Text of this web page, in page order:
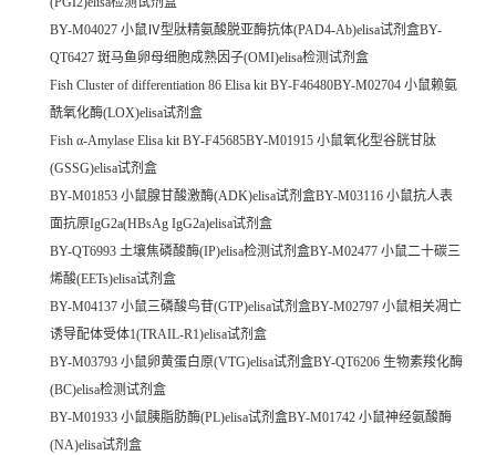
BY-M04027 小鼠Ⅳ型肽精氨酸脱亚酶抗体(PAD4-Ab)elisa试剂盒BY-
QT6427 斑马鱼卵母细胞成熟因子(OMI)elisa检测试剂盒
Fish Cluster of differentiation 86 Elisa kit BY-F46480BY-M02704 小鼠赖氨
酰氧化酶(LOX)elisa试剂盒
Fish α-Amylase Elisa kit BY-F45685BY-M01915 小鼠氧化型谷胱甘肽
(GSSG)elisa试剂盒
BY-M01853 小鼠腺甘酸激酶(ADK)elisa试剂盒BY-M03116 小鼠抗人表
面抗原IgG2a(HBsAg IgG2a)elisa试剂盒
BY-QT6993 土壤焦磷酸酶(IP)elisa检测试剂盒BY-M02477 小鼠二十碳三
烯酸(EETs)elisa试剂盒
BY-M04137 小鼠三磷酸鸟苷(GTP)elisa试剂盒BY-M02797 小鼠相关凋亡
诱导配体受体1(TRAIL-R1)elisa试剂盒
BY-M03793 小鼠卵黄蛋白原(VTG)elisa试剂盒BY-QT6206 生物素羧化酶
(BC)elisa检测试剂盒
BY-M01933 小鼠胰脂肪酶(PL)elisa试剂盒BY-M01742 小鼠神经氨酸酶
(NA)elisa试剂盒